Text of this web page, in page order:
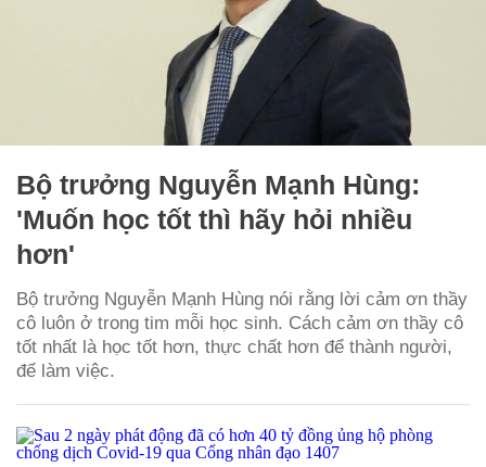
Bộ trưởng Nguyễn Mạnh Hùng:
'Muốn học tốt thì hãy hỏi nhiều
hơn'
Bộ trưởng Nguyễn Mạnh Hùng nói rằng lời cảm ơn thầy
cô luôn ở trong tim mỗi học sinh. Cách cảm ơn thầy cô
tốt nhất là học tốt hơn, thực chất hơn để thành người,
để làm việc.